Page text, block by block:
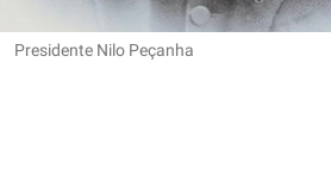
Presidente Nilo Peçanha